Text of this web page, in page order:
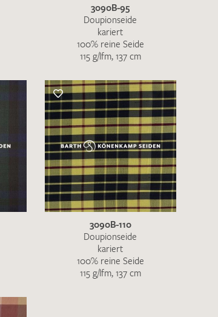
meiner Musteranfrage
und akzeptiere diese.
3090B-95
Doupionseide
kariert
100% reine Seide
115 g/lfm, 137 cm
3090B-110
Doupionseide
kariert
100% reine Seide
115 g/lfm, 137 cm